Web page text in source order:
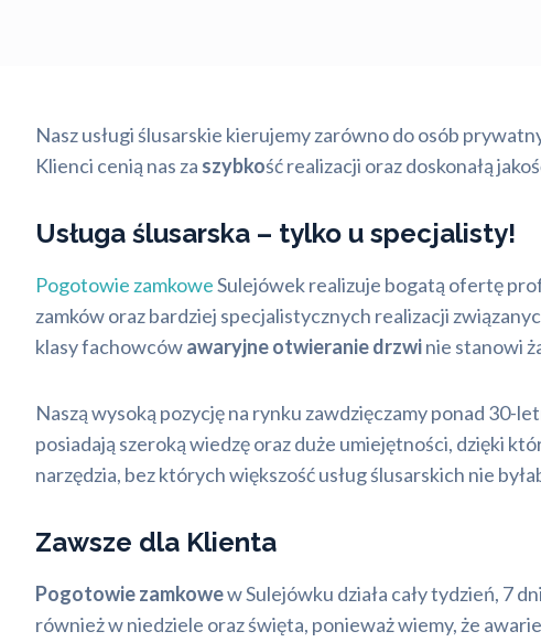
Nasz usługi ślusarskie kierujemy zarówno do osób
Klienci cenią nas za szybkość realizacji oraz doskonałą
Usługa ślusarska – tylko u specjalisty!
Pogotowie zamkoweSulejówek realizuje bogatą ofertę
zamków oraz bardziej specjalistycznych realizacji
klasy fachowcówawaryjne otwieranie drzwinie stanowi
Naszą wysoką pozycję na rynku zawdzięczamy ponad 30-
posiadają szeroką wiedzę oraz duże umiejętności, dzięki
narzędzia, bez których większość usług ślusarskich nie
Zawsze dla Klienta
Pogotowie zamkowew Sulejówku działa cały tydzień, 7
również w niedziele oraz święta, ponieważ wiemy, że